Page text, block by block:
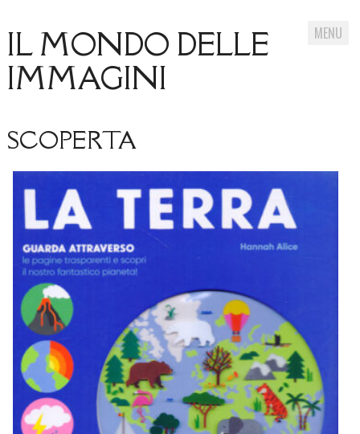
IL MONDO DELLE
IMMAGINI
MENU
to
content
SCOPERTA